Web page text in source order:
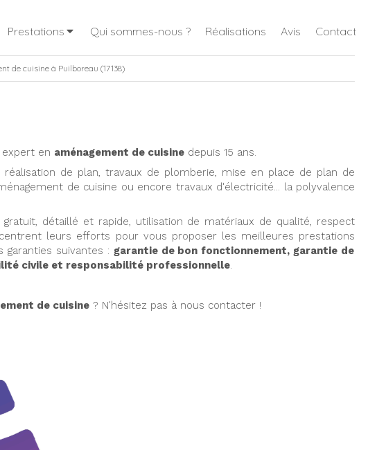
Prestations Qui sommes-nous ? Réalisations Avis Contact
de cuisine à Puilboreau (17138)
en aménagement de cuisinedepuis 15 ans.
réalisation de plan, travaux de plomberie, mise en place de plan de
de cuisine ou encore travaux d'électricité... la polyvalence
détaillé et rapide, utilisation de matériaux de qualité, respect
leurs efforts pour vous proposer les meilleures prestations
garanties suivantes : garantie de bon fonctionnement, garantie de
civile et responsabilité professionnelle.
de cuisine? N'hésitez pas à nous contacter !